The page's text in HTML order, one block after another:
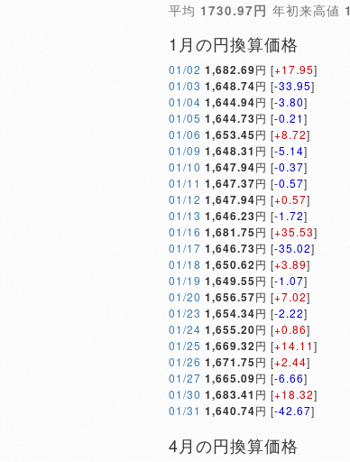
平均 1730.97円 年初来高値
1月の円換算価格
01/02 1,682.69円 [+17.95]
01/03 1,648.74円 [-33.95]
01/04 1,644.94円 [-3.80]
01/05 1,644.73円 [-0.21]
01/06 1,653.45円 [+8.72]
01/09 1,648.31 円 [-5.14]
01/10 1,647.94円 [-0.37]
01/11 1,647.37円 [-0.57]
01/12 1,647.94円 [+0.57]
01/13 1,646.23円 [-1.72]
01/16 1,681.75円 [+35.53]
01/17 1,646.73円 [-35.02]
01/18 1,650.62円 [+3.89]
01/19 1,649.55円 [-1.07]
01/20 1,656.57円 [+7.02]
01/23 1,654.34円 [-2.22]
01/24 1,655.20円 [+0.86]
01/25 1,669.32円 [+14.11]
01/26 1,671.75円 [+2.44]
01/27 1,665.09円 [-6.66]
01/30 1,683.41 円 [+18.32]
01/31 1,640.74円 [-42.67]
4月の円換算価格